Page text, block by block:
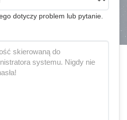
dotyczy problem lub pytanie.